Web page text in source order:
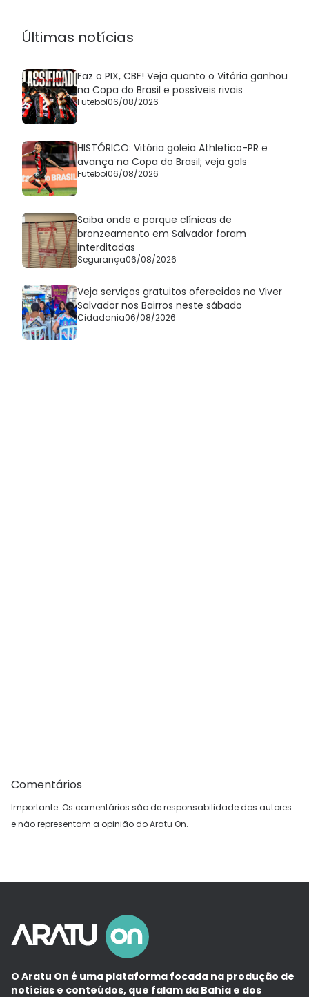
Últimas notícias
Faz o PIX, CBF! Veja quanto o Vitória ganhou
na Copa do Brasil e possíveis rivais
Futebol06/08/2026
HISTÓRICO: Vitória goleia Athletico-PR e
avança na Copa do Brasil; veja gols
Futebol06/08/2026
Saiba onde e porque clínicas de
bronzeamento em Salvador foram
interditadas
Segurança06/08/2026
Veja serviços gratuitos oferecidos no Viver
Salvador nos Bairros neste sábado
Cidadania06/08/2026
Comentários
Importante: Os comentários são de responsabilidade dos autores
e não representam a opinião do Aratu On.
O Aratu On é uma plataforma focada na produção de
notícias e conteúdos, que falam da Bahia e dos